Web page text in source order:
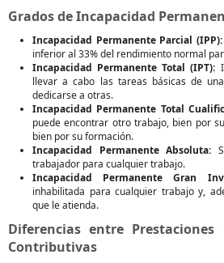
Grados de Incapacidad
Incapacidad Permanente Parcial (IPP):
inferior al 33% del rendimiento normal
Incapacidad Permanente Total (IPT):
llevar a cabo las tareas básicas de
dedicarse a otras.
Incapacidad Permanente Total
puede encontrar otro trabajo, bien por
bien por su formación.
Incapacidad Permanente Absoluta:
trabajador para cualquier trabajo.
Incapacidad Permanente Gran
inhabilitada para cualquier trabajo y,
que le atienda.
Diferencias entre
Contributivas